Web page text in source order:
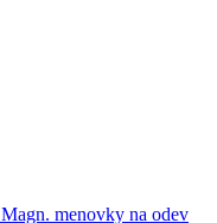
Magn. menovky na odev